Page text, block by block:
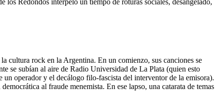
cultura rock en la Argentina. En un comienzo, sus canciones se
se subían al aire de Radio Universidad de La Plata (quien esto
operador y el decálogo filo-fascista del interventor de la emisora).
al fraude menemista. En ese lapso, una catarata de temas